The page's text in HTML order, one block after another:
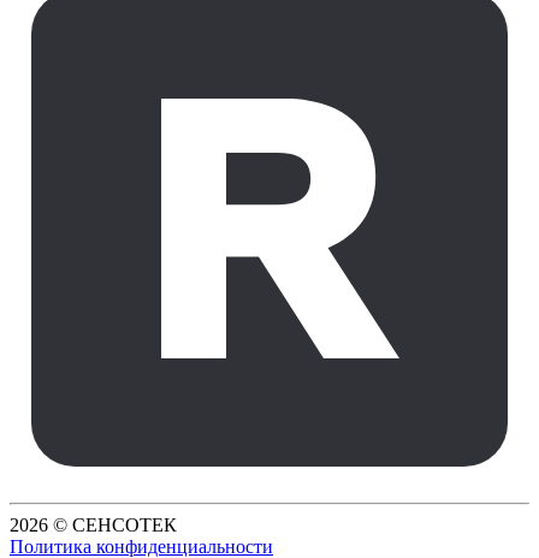
2026 © СЕНСОТЕК
Политика конфиденциальности